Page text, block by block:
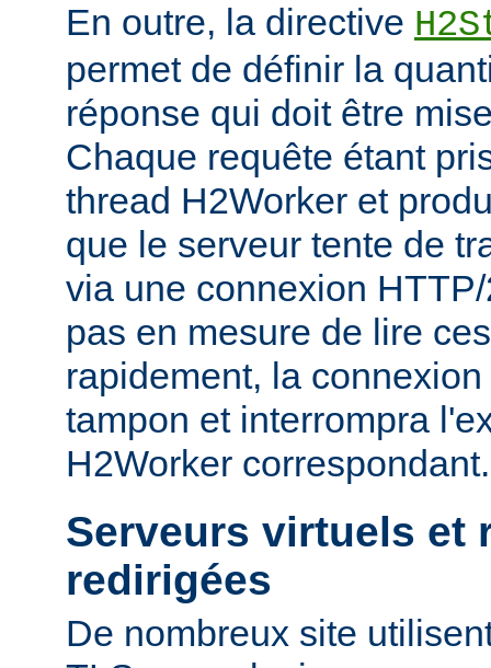
En outre, la directive
permet de définir la
réponse qui doit être
Chaque requête étant
thread H2Worker et
que le serveur tente de
via une connexion
pas en mesure de lire
rapidement, la
tampon et interrompra
H2Worker correspondant.
Serveurs virtuels et
redirigées
De nombreux site